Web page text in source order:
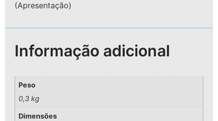
(Apresentação)
Informação adicional
Peso
0,3 kg
Dimensões